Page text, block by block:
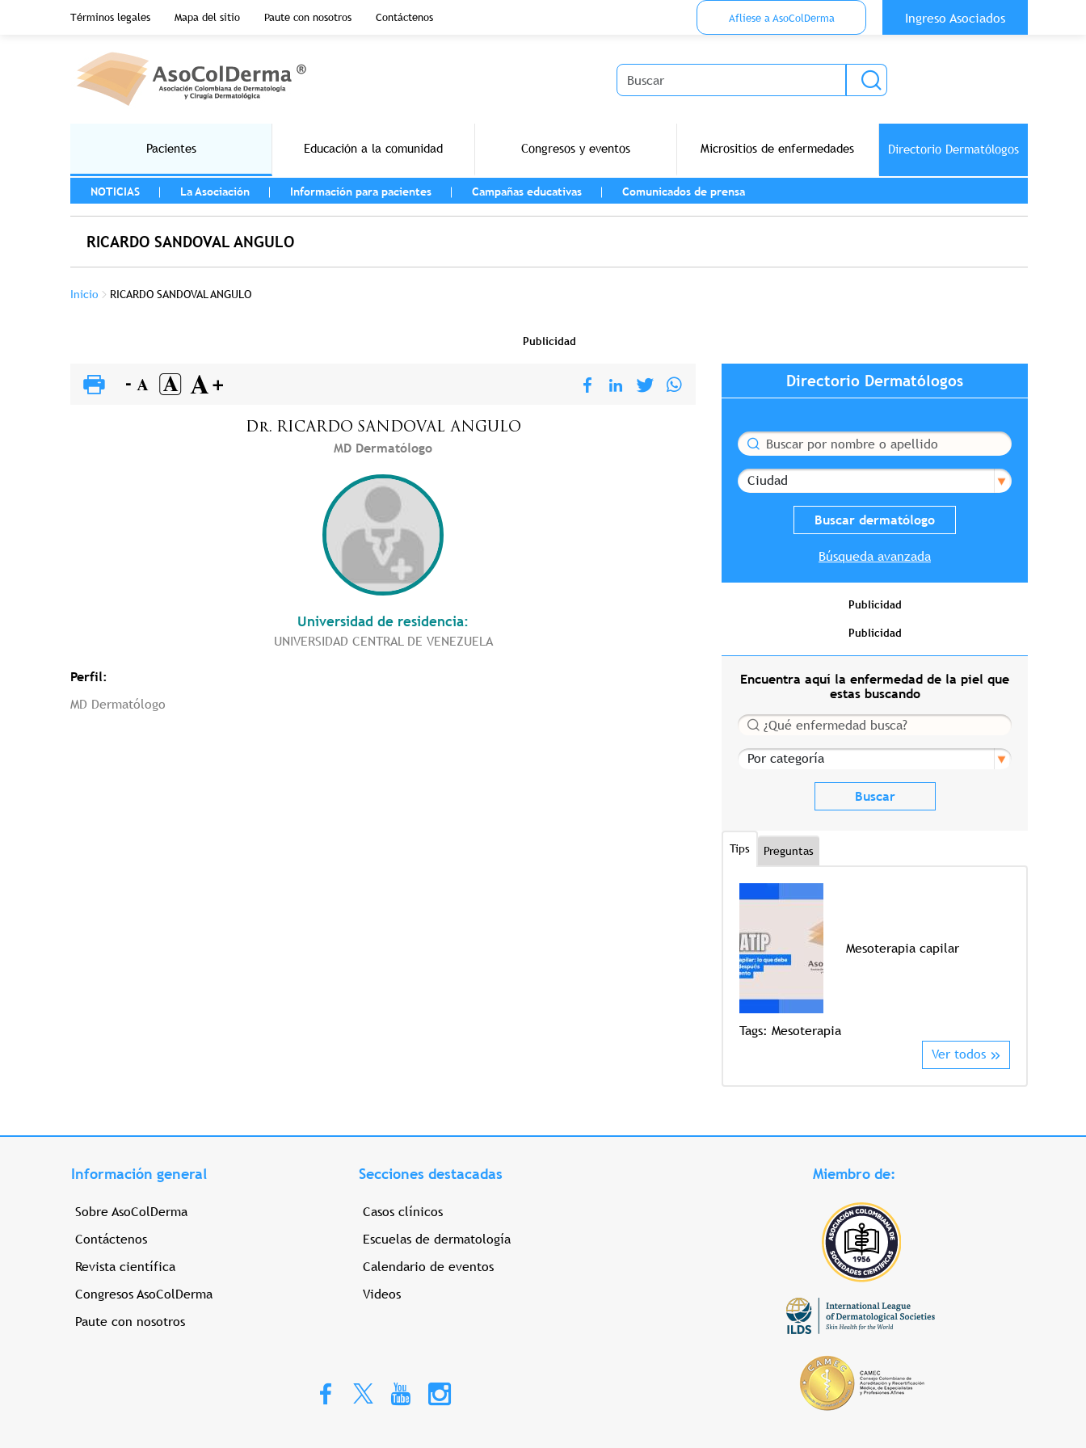
Pasar al contenido principal
Términos legales
Mapa del sitio Paute con nosotros Contáctenos
Menu Top Anónimo
Aflíese a AsoColDerma
Ingreso Asociados
Buscar
Pacientes Educación a la comunidad Congresos y eventos Micrositios de enfermedades Directorio Dermatólogos
MENU LEFT
NOTICIAS
La Asociación Información para pacientes Campañas educativas Comunicados de prensa
RICARDO SANDOVAL ANGULO
Sobrescribir enlaces de ayuda a la navegación
Inicio RICARDO SANDOVAL ANGULO
Publicidad
Dr. RICARDO SANDOVAL ANGULO
MD Dermatólogo
Universidad de residencia:
UNIVERSIDAD CENTRAL DE VENEZUELA
Perfil:
MD Dermatólogo
Directorio Dermatólogos
Buscar
Ciudad
Búsqueda avanzada
Publicidad
Publicidad
Encuentra aquí la enfermedad de la piel que
estas buscando
Buscar
Por categoría
Tips Preguntas
Mesoterapia capilar
Tags: Mesoterapia
Ver todos
Información general
Sobre AsoColDerma
Contáctenos
Revista científica
Congresos AsoColDerma
Paute con nosotros
Secciones destacadas
Casos clínicos
Escuelas de dermatología
Calendario de eventos
Videos
Miembro de: